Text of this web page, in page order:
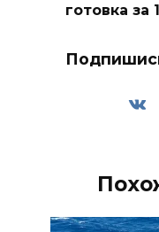
готовка за